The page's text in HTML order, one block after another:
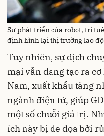
Sự phát triển của robot, trí
định hình lại thị trường lao
Tuy nhiên, sự dịch
mại vẫn đang tạo ra
Nam, xuất khẩu tăng
ngành điện tử, giúp
một số chuỗi giá trị.
ích này bị đe dọa bởi